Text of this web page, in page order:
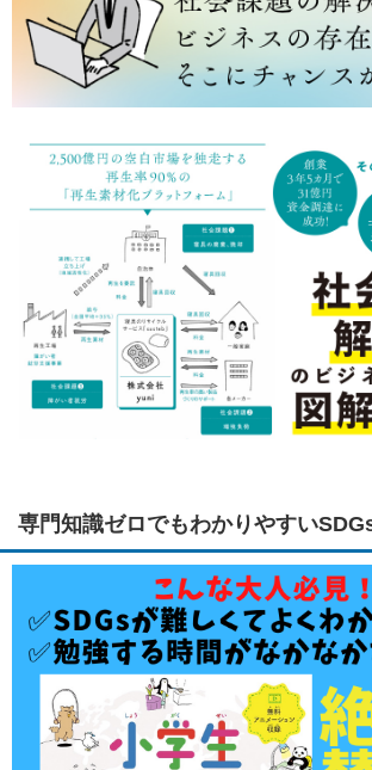
専門知識ゼロでもわかりやすい